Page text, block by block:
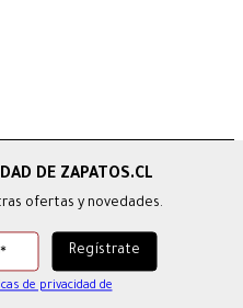
ofertas y novedades.
de privacidad de